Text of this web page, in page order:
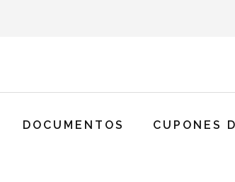
DOCUMENTOS CUPONES